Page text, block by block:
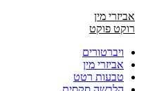
אביזרי מין
רוקט פוקט
ויברטורים
אביזרי מין
טבעות רטט